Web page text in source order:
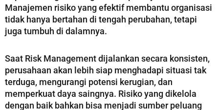
Manajemen risiko yang efektif membantu organisasi
tidak hanya bertahan di tengah perubahan, tetapi
juga tumbuh di dalamnya.
Saat Risk Management dijalankan secara konsisten,
perusahaan akan lebih siap menghadapi situasi tak
terduga, mengurangi potensi kerugian, dan
memperkuat daya saingnya. Risiko yang dikelola
dengan baik bahkan bisa menjadi sumber peluang